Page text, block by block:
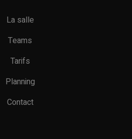
La salle
Teams
Tarifs
Planning
Contact